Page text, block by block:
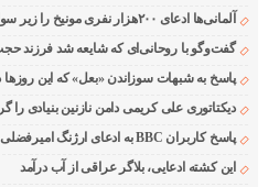
آلمانی‌ها ادعای ۲۰۰هزار نفری مونیخ را زیر سوال بردند
گفت‌وگو با روحانی‌ای که شایعه شد فرزند
پاسخ به شبهات سوزاندن «بعل» که این
دیکتاتوری علی کریمی دامن نازنین بنیادی را
پاسخ کاربران BBC به ادعای ارژنگ امیرفضلی
این کشته ادعایی، بلاگر عراقی از آب درآمد